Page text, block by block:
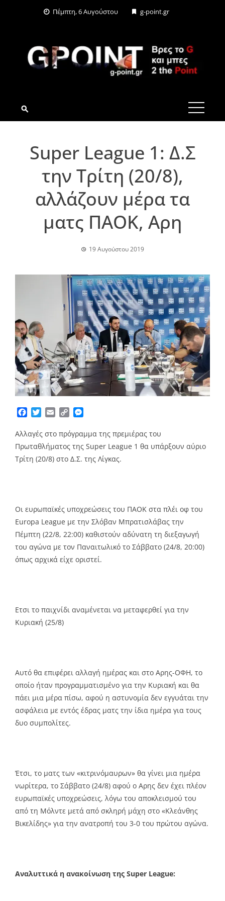
Πέμπτη, 6 Αυγούστου g-point.gr
G-POINT.GR
Super League 1: Δ.Σ
την Τρίτη (20/8),
αλλάζουν μέρα τα
ματς ΠΑΟΚ, Αρη
19 Αυγούστου 2019
Facebook
TwitterEmailCopy
Αλλαγές στο πρόγραμμα της πρεμιέρας του
Πρωταθλήματος της Super League 1 θα υπάρξουν αύριο
Τρίτη (20/8) στο Δ.Σ. της Λίγκας.
Οι ευρωπαϊκές υποχρεώσεις του ΠΑΟΚ στα πλέι οφ του
Europa League με την Σλόβαν Μπρατισλάβας την
Πέμπτη (22/8, 22:00) καθιστούν αδύνατη τη διεξαγωγή
του αγώνα με τον Παναιτωλικό το Σάββατο (24/8, 20:00)
όπως αρχικά είχε οριστεί.
Ετσι το παιχνίδι αναμένεται να μεταφερθεί για την
Κυριακή (25/8)
Αυτό θα επιφέρει αλλαγή ημέρας και στο Αρης-ΟΦΗ, το
οποίο ήταν προγραμματισμένο για την Κυριακή και θα
πάει μια μέρα πίσω, αφού η αστυνομία δεν εγγυάται την
ασφάλεια με εντός έδρας ματς την ίδια ημέρα για τους
δυο συμπολίτες.
Έτσι, το ματς των «κιτρινόμαυρων» θα γίνει μια ημέρα
νωρίτερα, το Σάββατο (24/8) αφού ο Αρης δεν έχει πλέον
ευρωπαϊκές υποχρεώσεις, λόγω του αποκλεισμού του
από τη Μόλντε μετά από σκληρή μάχη στο «Κλεάνθης
Βικελίδης» για την ανατροπή του 3-0 του πρώτου αγώνα.
Αναλυττικά η ανακοίνωση της Super League: